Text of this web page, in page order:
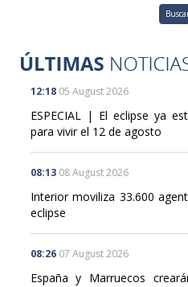
12:18 05 August 2026
ESPECIAL | El eclipse ya
para vivir el 12 de agosto
08:13
Interior moviliza 33.600
08:26
España y Marruecos
corona solar durante el eclipse